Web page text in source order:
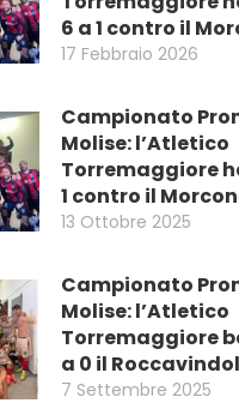
6 a 1 contro il
17 Febbraio 2026
Campionato
Molise: l’Atletico
Torremaggiore
1 contro il
13 Ottobre 2025
Campionato
Molise: l’Atletico
Torremaggiore
a 0 il
7 Settembre 2025